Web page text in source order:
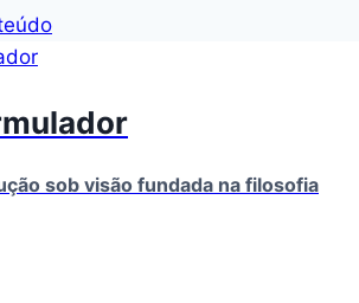
sob visão fundada na filosofia